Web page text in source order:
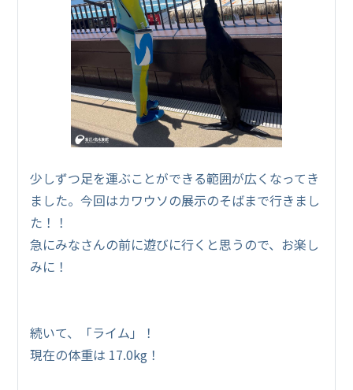
少しずつ足を運ぶことができる範囲が広くなってき
ました。今回はカワウソの展示のそばまで行きまし
た！！
急にみなさんの前に遊びに行くと思うので、お楽し
みに！
続いて、「ライム」！
現在の体重は 17.0kg！